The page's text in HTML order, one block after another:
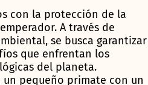
con la protección de la
A través de
se busca garantizar
que enfrentan los
del planeta.
pequeño primate con un